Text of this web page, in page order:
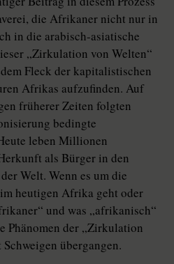
die Afrikaner nicht nur in
in die arabisch-asiatische
„Zirkulation von Welten“
Fleck der kapitalistischen
Afrikas aufzufinden. Auf
früherer Zeiten folgten
bedingte
leben Millionen
als Bürger in den
Welt. Wenn es um die
heutigen Afrika geht oder
und was „afrikanisch“
Phänomen der „Zirkulation
übergangen.